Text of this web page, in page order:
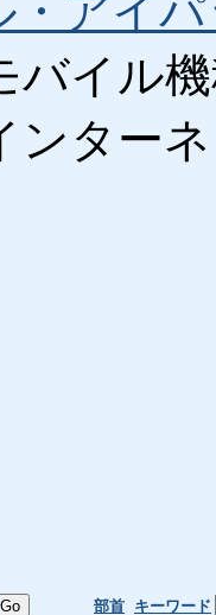
・アイ
バイル
ンター
部首 キーワード